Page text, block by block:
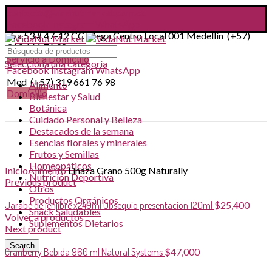
Cra 53 # 47-12 CC Mega Centro Local 001 Medellín (+57)
319 661 76 98
Servicio a Domicilio
FacebookInstagramWhatsApp
Med (+57) 319 661 76 98
Domicilio
Selecciona una categoría
Alimento
Bienestar y Salud
Botánica
Cuidado Personal y Belleza
Destacados de la semana
Esencias florales y minerales
Frutos y Semillas
Homeopáticos
Nutrición Deportiva
Otros
Productos Orgánicos
Snack Saludables
Suplementos Dietarios
Search
Click to enlarge
InicioAlimentoLinaza Grano 500g Naturally
Previous product
Jarabe de jenjibre x240ml Obsequio presentacion 120ml $25,400
Volver a productos
Next product
Cranberry Bebida 960 ml Natural Systems $47,000